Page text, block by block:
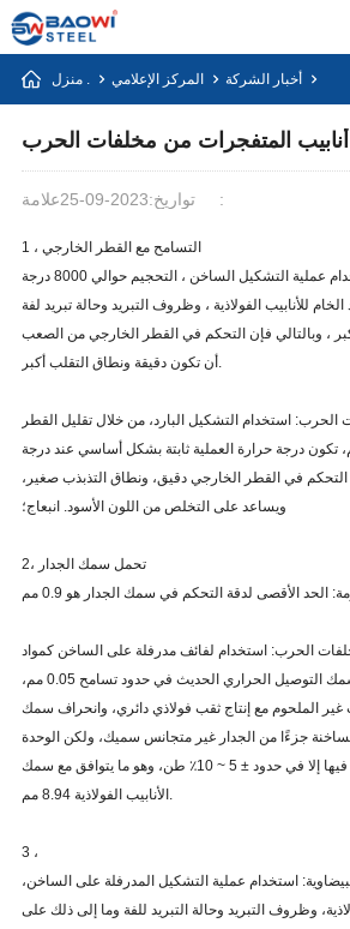
منزل . المركز الإعلامي أخبار الشركة
المتفجرات من مخلفات الحرب
تواريخ:2023-09-25 علامة:
1 ، التسامح مع القطر الخارجي
الأنابيب غير الملحومة: استخدام عملية التشكيل الساخن ، التحجيم حوالي 8000 درجة
للأنابيب الفولاذية ، وظروف التبريد وحالة تبريد لفة
، وبالتالي فإن التحكم في القطر الخارجي من الصعب
أن تكون دقيقة ونطاق التقلب أكبر.
الحرب: استخدام التشكيل البارد، من خلال تقليل القطر
تكون درجة حرارة العملية ثابتة بشكل أساسي عند درجة
التحكم في القطر الخارجي دقيق، ونطاق التذبذب صغير،
ويساعد على التخلص من اللون الأسود. انبعاج؛
2، تحمل سمك الجدار
الحرب: استخدام لفائف مدرفلة على الساخن كمواد
خام، يمكن التحكم في سمك التوصيل الحراري الحديث في حدود تسامح 0.05 مم،
غير الملحوم مع إنتاج ثقب فولاذي دائري، وانحراف سمك
الساخنة جزءًا من الجدار غير متجانس سميك، ولكن الوحدة
الأكثر تقدمًا لا يمكن التحكم فيها إلا في حدود ± 5 ~ 10٪ طن، وهو ما يتوافق مع سمك
الأنابيب الفولاذية 8.94 مم.
3 ،
استخدام عملية التشكيل المدرفلة على الساخن،
وظروف التبريد وحالة التبريد للفة وما إلى ذلك على